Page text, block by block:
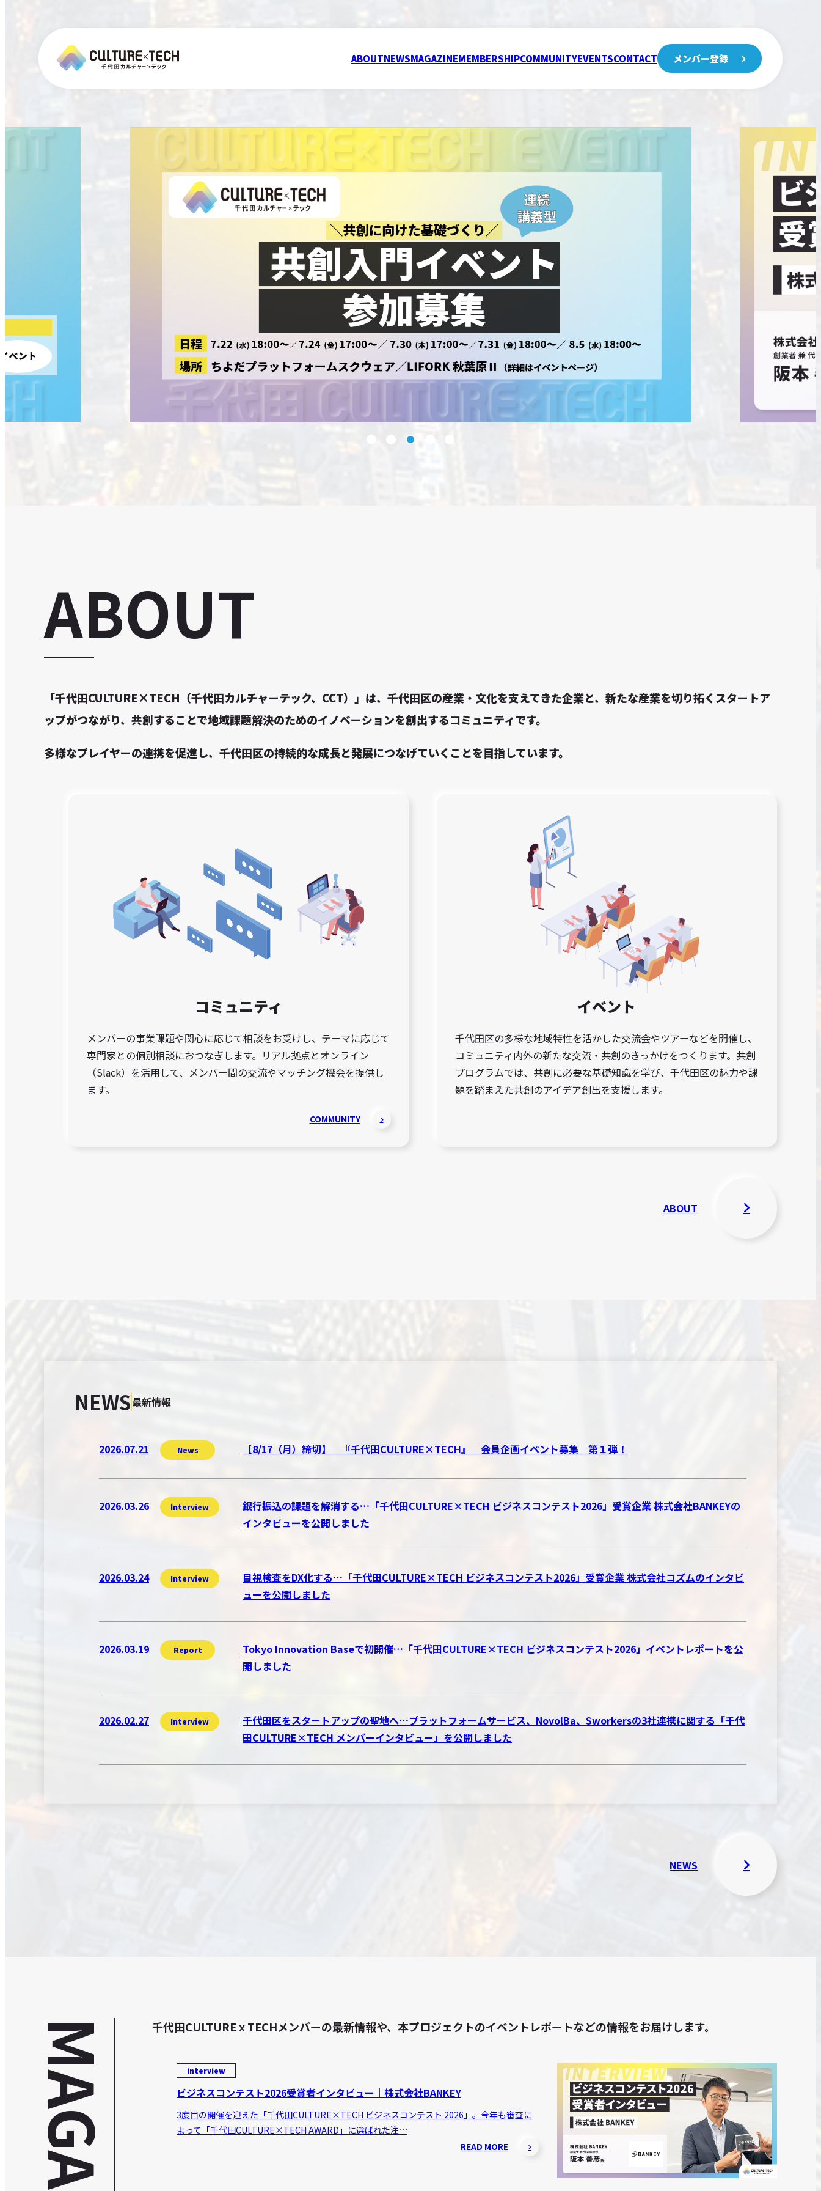
ABOUTNEWSMAGAZINEMEMBERSHIPCOMMUNITYEVENTSCONTACT メンバー登録
ABOUT
「千代田CULTURE×TECH（千代田カルチャーテック、CCT）」は、千代田区の産業・文化を支えてきた企業と、新たな産業を切り拓くスタートア
ップがつながり、共創することで地域課題解決のためのイノベーションを創出するコミュニティです。
多様なプレイヤーの連携を促進し、千代田区の持続的な成長と発展につなげていくことを目指しています。
コミュニティ
メンバーの事業課題や関心に応じて相談をお受けし、テーマに応じて
専門家との個別相談におつなぎします。リアル拠点とオンライン
（Slack）を活用して、メンバー間の交流やマッチング機会を提供し
ます。
COMMUNITY
イベント
千代田区の多様な地域特性を活かした交流会やツアーなどを開催し、
コミュニティ内外の新たな交流・共創のきっかけをつくります。共創
プログラムでは、共創に必要な基礎知識を学び、千代田区の魅力や課
題を踏まえた共創のアイデア創出を支援します。
ABOUT
NEWS最新情報
2026.07.21 News 【8/17（月）締切】 『千代田CULTURE×TECH』 会員企画イベント募集 第１弾！
2026.03.26 Interview
銀行振込の課題を解消する…「千代田CULTURE×TECH ビジネスコンテスト2026」受賞企業 株式会社BANKEYの
インタビューを公開しました
2026.03.24 Interview
目視検査をDX化する…「千代田CULTURE×TECH ビジネスコンテスト2026」受賞企業 株式会社コズムのインタビ
ューを公開しました
2026.03.19 Report
Tokyo Innovation Baseで初開催…「千代田CULTURE×TECH ビジネスコンテスト2026」イベントレポートを公
開しました
2026.02.27 Interview
千代田区をスタートアップの聖地へ…プラットフォームサービス、NovolBa、Sworkersの3社連携に関する「千代
田CULTURE×TECH メンバーインタビュー」を公開しました
NEWS
千代田CULTURE x TECHメンバーの最新情報や、本プロジェクトのイベントレポートなどの情報をお届けします。
interview
ビジネスコンテスト2026受賞者インタビュー｜株式会社BANKEY
3度目の開催を迎えた「千代田CULTURE×TECH ビジネスコンテスト 2026」。今年も審査に
よって「千代田CULTURE×TECH AWARD」に選ばれた注…
READ MORE